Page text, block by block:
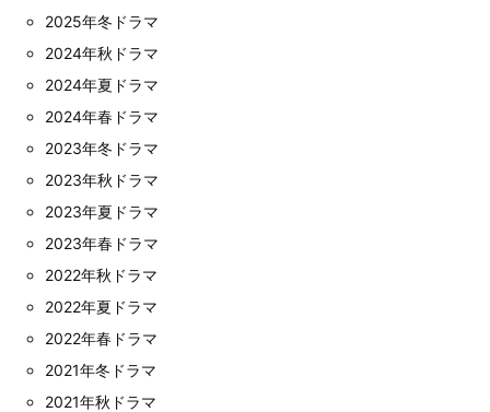
2025年冬ドラマ
2024年秋ドラマ
2024年夏ドラマ
2024年春ドラマ
2023年冬ドラマ
2023年秋ドラマ
2023年夏ドラマ
2023年春ドラマ
2022年秋ドラマ
2022年夏ドラマ
2022年春ドラマ
2021年冬ドラマ
2021年秋ドラマ